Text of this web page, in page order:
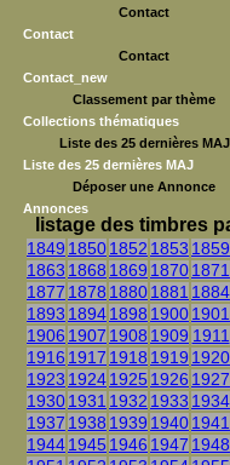
Contact
Contact
Contact
Contact_new
Classement par thème
Collections thématiques
Liste des 25 dernières MAJ
Liste des 25 dernières MAJ
Déposer une Annonce
Annonces
listage des timbres
1849 18501852 1853 1859
1863 1868 1869 18701871
1877 1878 18801881 1884
1893 18941898 19001901
1906 1907 1908 1909 1911
1916 1917 1918 1919 1920
1923 19241925 1926 1927
19301931 1932 1933 1934
1937 1938 1939 19401941
19441945 1946 1947 1948